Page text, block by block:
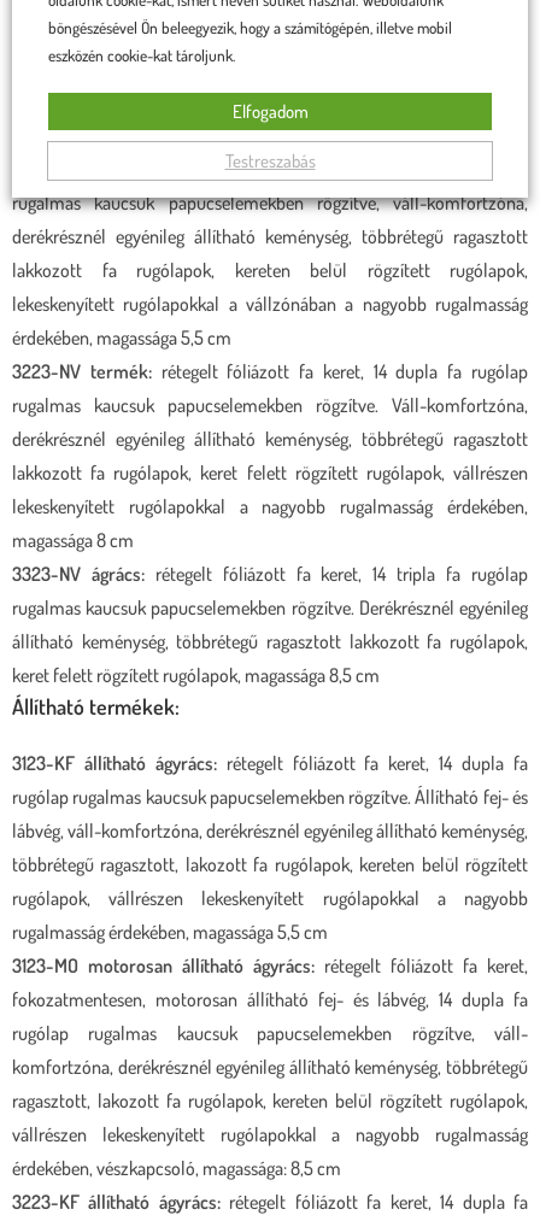
3114-NV ágyrács:rétegelt fa keret, 14 dupla fa rugólap rugalmas
kaucsuk papucselemekben rögzítve. 3-szorosan fűzött középső
heveder, derékrésznél egyénileg állítható keménység, többrétegű
ragasztott, lakkozott fa rugólapok, magasság: 5,5 cm
rétegelt fóliázott fa keret, 14 dupla fa rugólap
rugalmas kaucsuk papucselemekben rögzítve, váll-komfortzóna,
derékrésznél egyénileg állítható keménység, többrétegű ragasztott
lakkozott fa rugólapok, kereten belül rögzített rugólapok,
lekeskenyített rugólapokkal a vállzónában a nagyobb rugalmasság
érdekében, magassága 5,5 cm
3223-NV termék:rétegelt fóliázott fa keret, 14 dupla fa rugólap
rugalmas kaucsuk papucselemekben rögzítve. Váll-komfortzóna,
derékrésznél egyénileg állítható keménység, többrétegű ragasztott
lakkozott fa rugólapok, keret felett rögzített rugólapok, vállrészen
lekeskenyített rugólapokkal a nagyobb rugalmasság érdekében,
magassága 8 cm
3323-NV ágrács: rétegelt fóliázott fa keret, 14 tripla fa rugólap
rugalmas kaucsuk papucselemekben rögzítve. Derékrésznél egyénileg
állítható keménység, többrétegű ragasztott lakkozott fa rugólapok,
keret felett rögzített rugólapok, magassága 8,5 cm
Állítható termékek:
3123-KF állítható ágyrács:rétegelt fóliázott fa keret, 14 dupla fa
rugólap rugalmas kaucsuk papucselemekben rögzítve. Állítható fej- és
lábvég, váll-komfortzóna, derékrésznél egyénileg állítható keménység,
többrétegű ragasztott, lakozott fa rugólapok, kereten belül rögzített
rugólapok, vállrészen lekeskenyített rugólapokkal a nagyobb
rugalmasság érdekében, magassága 5,5 cm
3123-MO motorosan állítható ágyrács: rétegelt fóliázott fa keret,
fokozatmentesen, motorosan állítható fej- és lábvég, 14 dupla fa
rugólap rugalmas kaucsuk papucselemekben rögzítve, váll-
komfortzóna, derékrésznél egyénileg állítható keménység, többrétegű
ragasztott, lakozott fa rugólapok, kereten belül rögzített rugólapok,
vállrészen lekeskenyített rugólapokkal a nagyobb rugalmasság
érdekében, vészkapcsoló, magassága: 8,5 cm
3223-KF állítható ágyrács: rétegelt fóliázott fa keret, 14 dupla fa
böngészésével Ön beleegyezik, hogy a számítógépén, illetve mobil
eszközén cookie-kat tároljunk.
Testreszabás
Elfogadom